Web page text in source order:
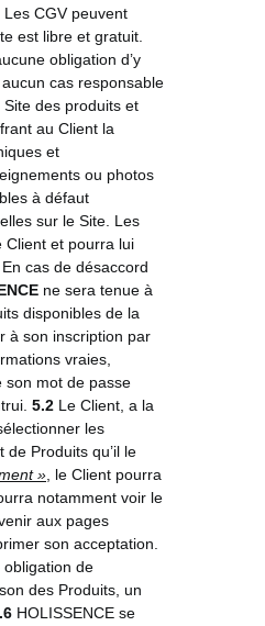
CGV peuvent
est libre et gratuit.
obligation d’y
cas responsable
des produits et
au Client la
et
ou photos
à défaut
sur le Site. Les
Client et pourra lui
cas de désaccord
ne sera tenue à
disponibles de la
à son inscription par
vraies,
son mot de passe
5.2 Le Client, a la
les
Produits qu’il le
» , le Client pourra
notamment voir le
aux pages
son acceptation.
obligation de
des Produits, un
HOLISSENCE se